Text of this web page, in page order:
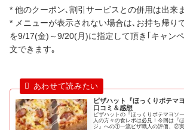
* 他のクーポン､割引サービスとの併用は出来
* メニューが表示されない場合は､お持ち帰り
を9/17(金)～9/20(月)に指定して頂き｢キャン
文できます｡
ピザハット『ほっくりポテマ
口コミ＆感想
ピザハットの『ほっくりポテマヨソ
人の方々の食レポは必見！今回は『
ジ』への①一流ピザ職人の評価、②